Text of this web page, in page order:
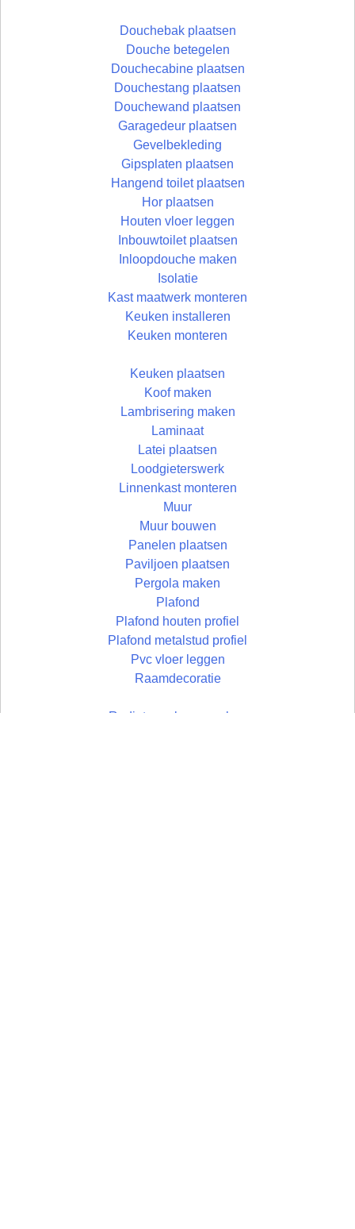
Douchebak plaatsen
Douche betegelen
Douchecabine plaatsen
Douchestang plaatsen
Douchewand plaatsen
Garagedeur plaatsen
Gevelbekleding
Gipsplaten plaatsen
Hangend toilet plaatsen
Hor plaatsen
Houten vloer leggen
Inbouwtoilet plaatsen
Inloopdouche maken
Isolatie
Kast maatwerk monteren
Keuken installeren
Keuken monteren
Keuken plaatsen
Koof maken
Lambrisering maken
Laminaat
Latei plaatsen
Loodgieterswerk
Linnenkast monteren
Muur
Muur bouwen
Panelen plaatsen
Paviljoen plaatsen
Pergola maken
Plafond
Plafond houten profiel
Plafond metalstud profiel
Pvc vloer leggen
Raamdecoratie
Radiatorombouw maken